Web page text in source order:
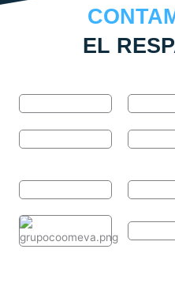
EL